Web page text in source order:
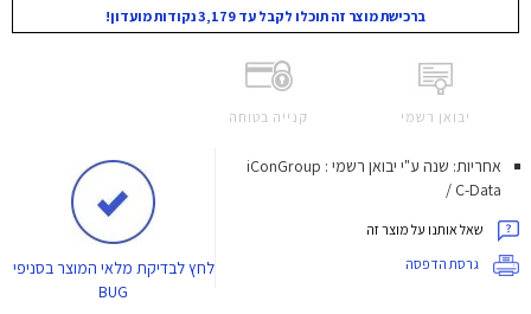
ברכישת מוצר זה תוכלו לקבל עד 3,179 נקודות מועדון!
יבואן רשמי קנייה בטוחה
אחריות: שנה ע"י יבואן רשמי : iConGroup
/ C-Data
שאל אותנו על מוצר זה
גרסת הדפסה
לחץלבדיקת מלאי המוצר בסניפי
BUG